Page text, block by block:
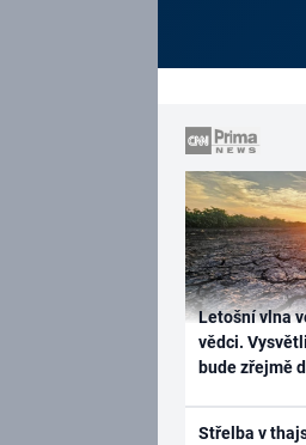
Letošní vlna
vědci.
bude zřejmě
Střelba v